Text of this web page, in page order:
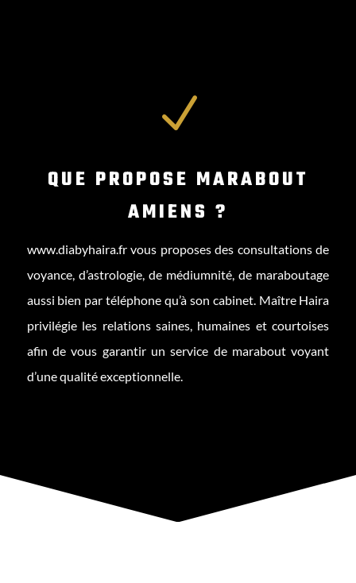
N
QUE PROPOSE MARABOUT
AMIENS ?
www.diabyhaira.frvous proposes des consultations de
voyance, d’astrologie, de médiumnité, de maraboutage
aussi bien par téléphone qu’à son cabinet. Maître Haira
privilégie les relations saines, humaines et courtoises
afin de vous garantir un service de marabout voyant
d’une qualité exceptionnelle.